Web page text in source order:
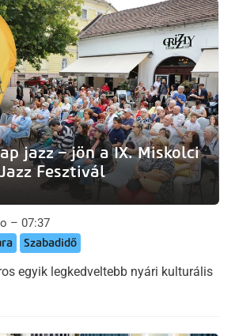
jazz – jön a IX. Miskolci
Fesztivál
– 07:37
Szabadidő
egyik legkedveltebb nyári kulturális